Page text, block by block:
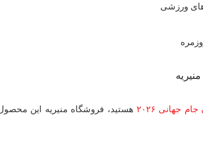
جهانی ۲۰۲۶ هستید، فروشگاه منیریه این